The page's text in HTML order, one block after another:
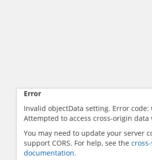
Error
Invalid objectData setting. Error code:
Attempted to access cross-origin data
You may need to update your server
support CORS. For help, see the
documentation.